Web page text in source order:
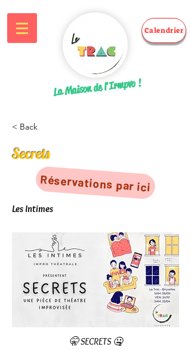
Calendrier
La Maison de l'Irmpvo !
< Back
Secrets
Réservations par ici
Les Intimes
🤫 SECRETS 🤐